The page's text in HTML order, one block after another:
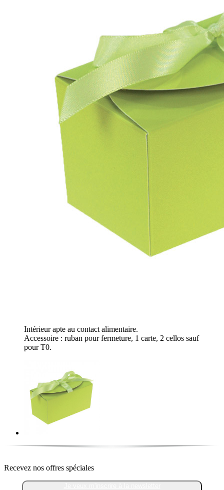
Intérieur apte au contact alimentaire.
Accessoire : ruban pour fermeture, 1 carte, 2 cellos sauf
pour T0.
Recevez nos offres spéciales